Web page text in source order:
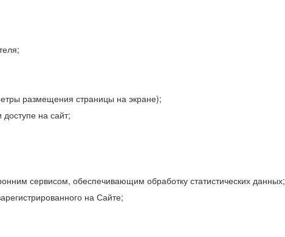
размещения страницы на экране);
на сайт;
сервисом, обеспечивающим обработку статистических данных;
на Сайте;